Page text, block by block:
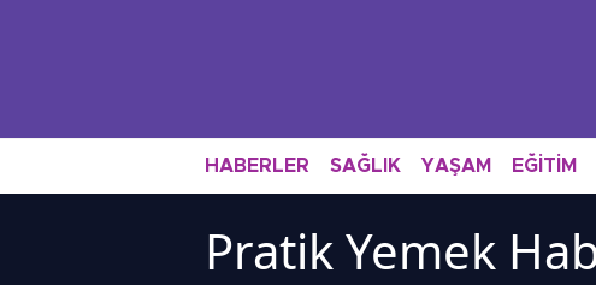
HABERLER SAĞLIK YAŞAM EĞİTİM
Pratik Yemek